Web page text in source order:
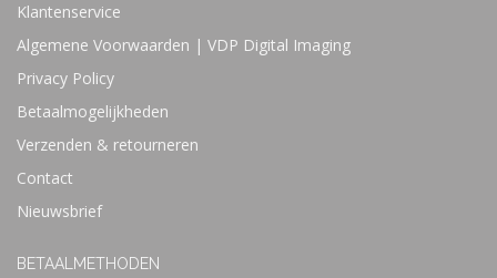
Klantenservice
Algemene Voorwaarden | VDP Digital Imaging
Privacy Policy
Betaalmogelijkheden
Verzenden & retourneren
Contact
Nieuwsbrief
BETAALMETHODEN